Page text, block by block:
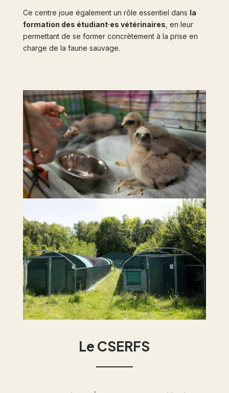
Ce centre joue également un rôle essentiel dans la
formation des étudiant·es vétérinaires , en leur
permettant de se former concrètement à la prise en
charge de la faune sauvage.
Le CSERFS